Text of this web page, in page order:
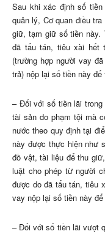
Sau khi xác định số
quản lý, Cơ quan điều
giữ, tạm giữ số tiền này.
đã tẩu tán, tiêu xài hết
(trường hợp người vay
trả) nộp lại số tiền này
– Đối với số tiền lãi
tài sản do phạm tội mà
nước theo quy định tại
này được thực hiện như
đồ vật, tài liệu để thu
luật cho phép từ người
được do đã tẩu tán, tiêu
vay nộp lại số tiền này
– Đối với số tiền lãi vượt